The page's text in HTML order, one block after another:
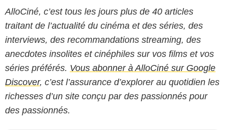
AlloCiné, c’est tous les jours plus de 40 articles
traitant de l’actualité du cinéma et des séries, des
interviews, des recommandations streaming, des
anecdotes insolites et cinéphiles sur vos films et vos
séries préférés. Vous abonner à AlloCiné sur Google
Discover, c’est l’assurance d’explorer au quotidien les
richesses d’un site conçu par des passionnés pour
des passionnés.